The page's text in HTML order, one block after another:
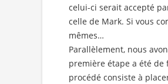
celui-ci serait accepté
celle de Mark. Si vous
mêmes…
Parallèlement, nous
première étape a été de
procédé consiste à